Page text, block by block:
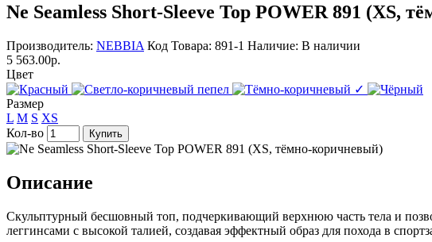
Ne Seamless Short-Sleeve Top POWER 891 (XS,
Производитель: NEBBIA Код Товара: 891-1 Наличие: В наличии
5 563.00р.
Цвет
✓
Размер
L M S XS
Кол-во
Купить
Описание
Скульптурный бесшовный топ, подчеркивающий верхнюю часть тела и
леггинсами с высокой талией, создавая эффектный образ для похода в